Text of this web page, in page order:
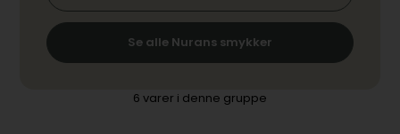
Se alle Nurans smykker
6 varer i denne gruppe